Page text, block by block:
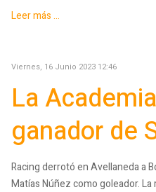
Leer más ...
Viernes, 16 Junio 2023 12:46
La
ganador de
Racing derrotó en Avellaneda a
Matías Núñez como goleador.